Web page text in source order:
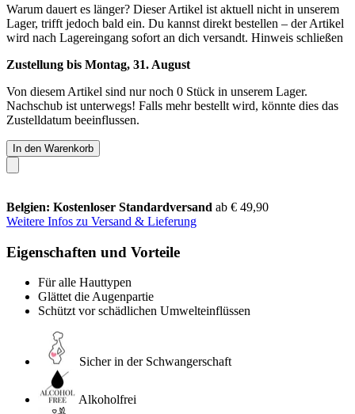
Warum dauert es länger? Dieser Artikel ist aktuell nicht in unserem
Lager, trifft jedoch bald ein. Du kannst direkt bestellen – der Artikel
wird nach Lagereingang sofort an dich versandt. Hinweis schließen
Zustellung bis Montag, 31. August
Von diesem Artikel sind nur noch 0 Stück in unserem Lager.
Nachschub ist unterwegs! Falls mehr bestellt wird, könnte dies das
Zustelldatum beeinflussen.
In den Warenkorb
Belgien: Kostenloser Standardversand ab € 49,90
Weitere Infos zu Versand & Lieferung
Eigenschaften und Vorteile
Für alle Hauttypen
Glättet die Augenpartie
Schützt vor schädlichen Umwelteinflüssen
Sicher in der Schwangerschaft
Alkoholfrei